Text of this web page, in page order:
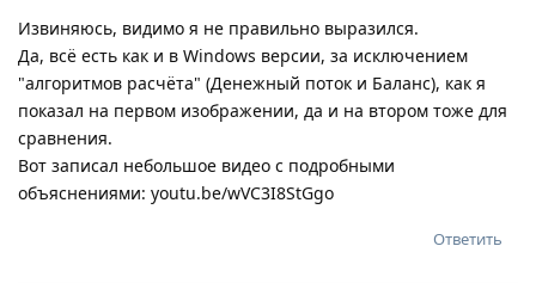
Извиняюсь, видимо я не правильно выразился.
Да, всё есть как и в Windows версии, за исключением
"алгоритмов расчёта" (Денежный поток и Баланс), как я
показал на первом изображении, да и на втором тоже для
сравнения.
Вот записал небольшое видео с подробными
объяснениями: youtu.be/wVC3I8StGgo
Ответить